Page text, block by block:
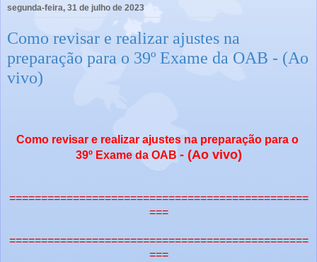
segunda-feira, 31 de julho de 2023
Como revisar e realizar ajustes na
preparação para o 39º Exame da OAB - (Ao
vivo)
Como revisar e realizar ajustes na preparação para o
39º Exame da OAB - (Ao vivo)
===============================================
===
===============================================
===